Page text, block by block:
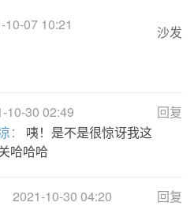
沙发
10-07 10:21
回复
10-30 02:49
：
咦！是不是很惊讶我这
哈哈哈
回复
2021-10-30 04:20